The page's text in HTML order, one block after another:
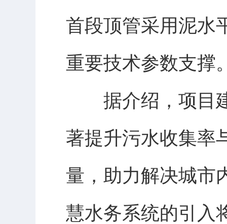
首段顶管采用泥水
重要技术参数支撑
据介绍，项目建
著提升污水收集率
量，助力解决城市
慧水务系统的引入